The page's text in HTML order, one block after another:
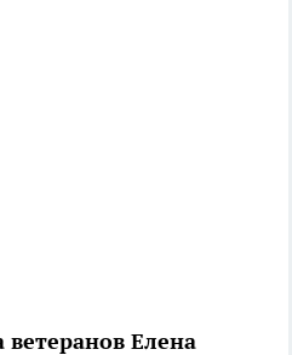
ветеранов Елена